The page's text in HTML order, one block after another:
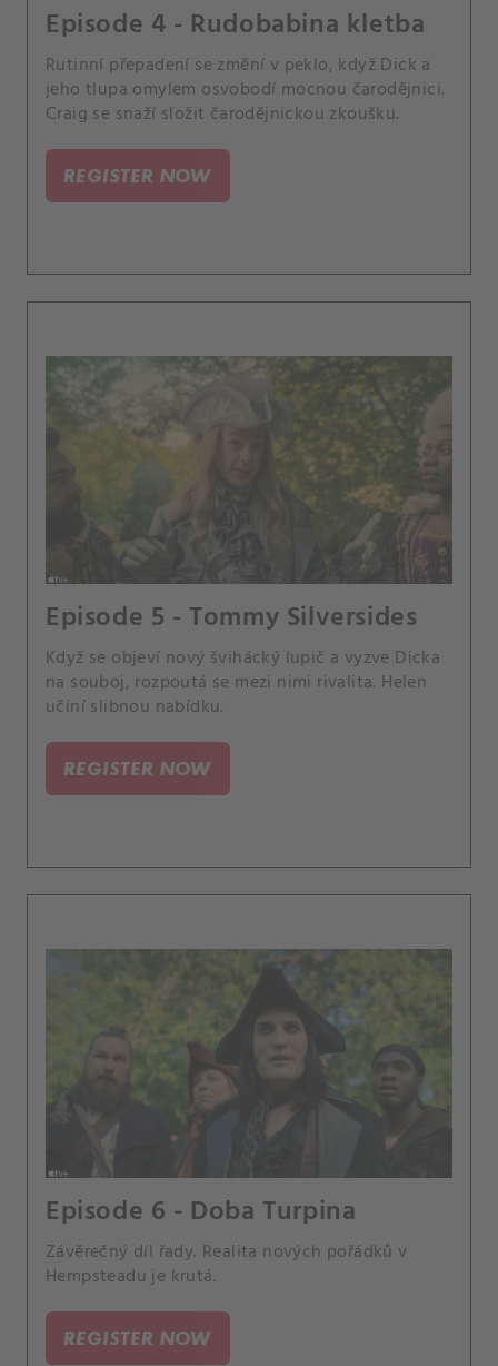
Episode 4 - Rudobabina kletba
Rutinní přepadení se změní v peklo, když Dick a
jeho tlupa omylem osvobodí mocnou čarodějnici.
Craig se snaží složit čarodějnickou zkoušku.
REGISTER NOW
Episode 5 - Tommy Silversides
Když se objeví nový švihácký lupič a vyzve Dicka
na souboj, rozpoutá se mezi nimi rivalita. Helen
učiní slibnou nabídku.
REGISTER NOW
Episode 6 - Doba Turpina
Závěrečný díl řady. Realita nových pořádků v
Hempsteadu je krutá.
REGISTER NOW